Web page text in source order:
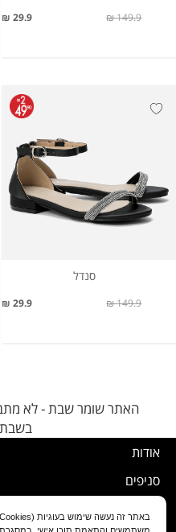
29.9 ₪ 149.9 ₪
סנדל
29.9 ₪ 149.9 ₪
האתר שומר שבת - לא
בשבת
אודות
סניפים